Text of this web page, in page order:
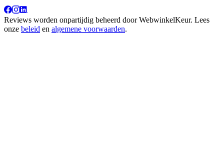
Reviews worden onpartijdig beheerd doorWebwinkelKeur. Lees
onze beleid en algemene voorwaarden.